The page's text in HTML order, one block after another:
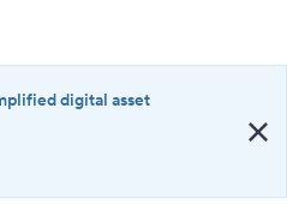
·
digital asset